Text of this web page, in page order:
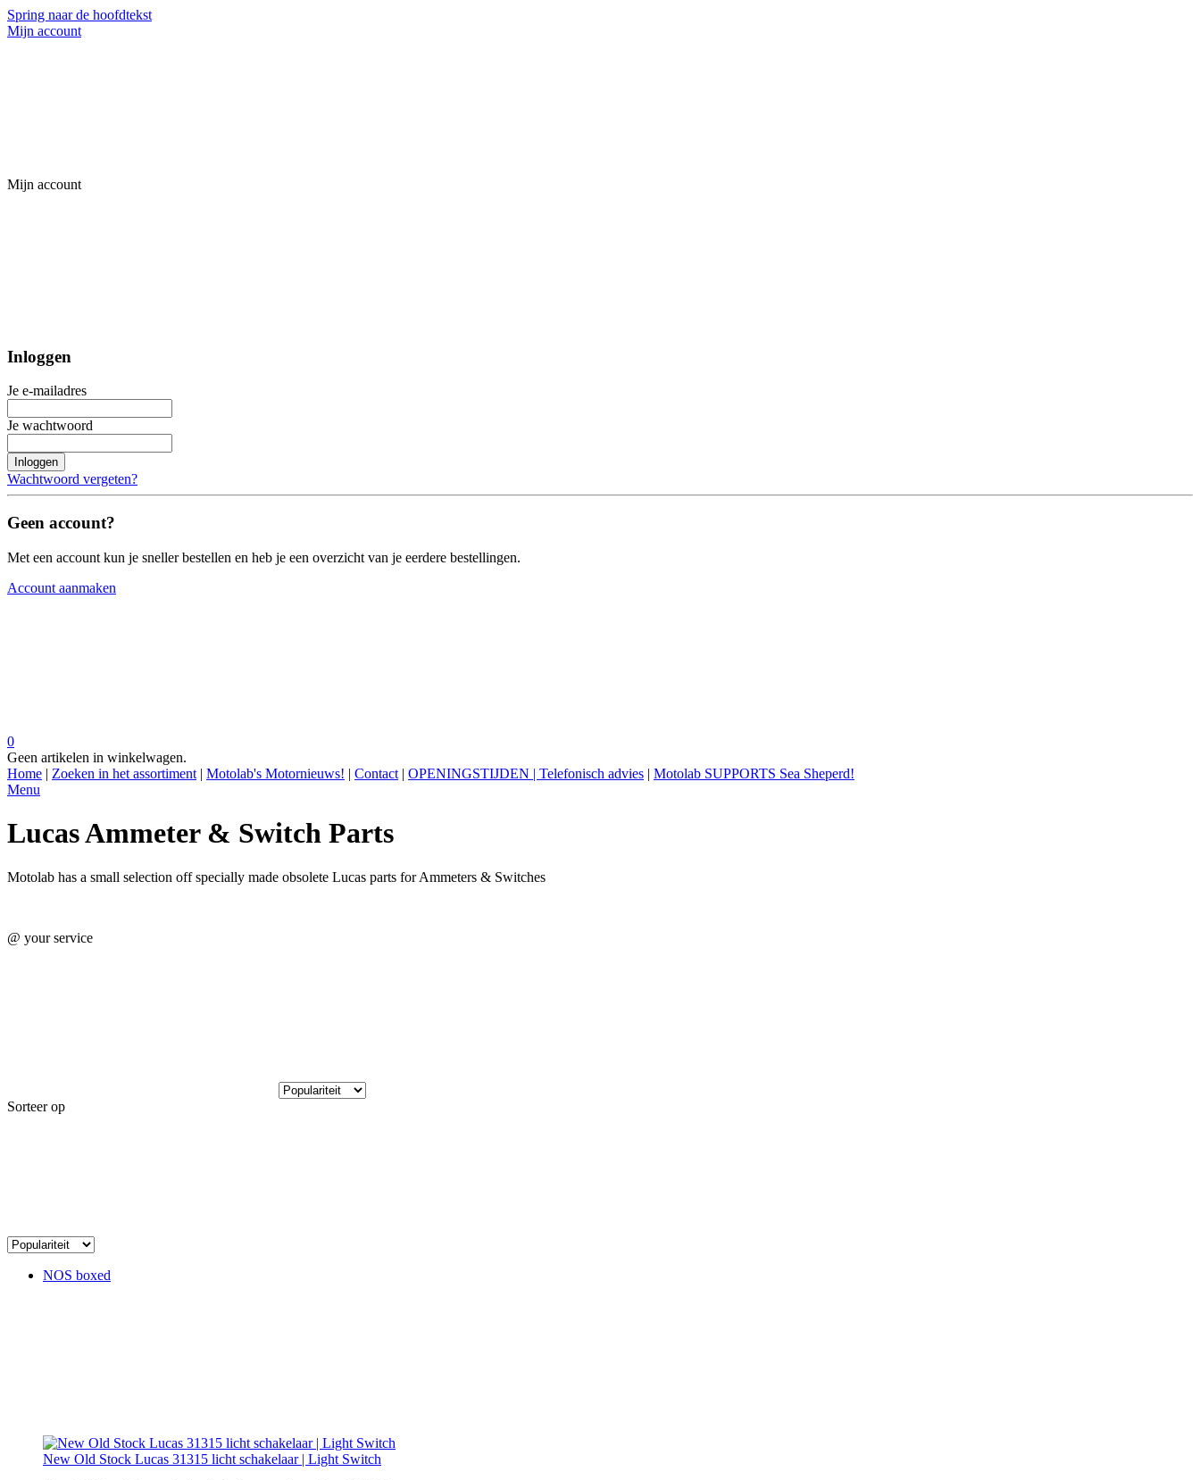
Spring naar de hoofdtekst
Mijn account
Mijn account
Inloggen
Je e-mailadres
Je wachtwoord
Inloggen
Wachtwoord vergeten?
Geen account?
Met een account kun je sneller bestellen en heb je een overzicht van je eerdere bestellingen.
Account aanmaken
0
Geen artikelen in winkelwagen.
Home | Zoeken in het assortiment | Motolab's Motornieuws! | Contact | OPENINGSTIJDEN | Telefonisch advies | Motolab SUPPORTS Sea Sheperd!
Menu
Lucas Ammeter & Switch Parts
Motolab has a small selection off specially made obsolete Lucas parts for Ammeters & Switches
@ your service
Sorteer op
NOS boxed
New Old Stock Lucas 31315 licht schakelaar | Light Switch